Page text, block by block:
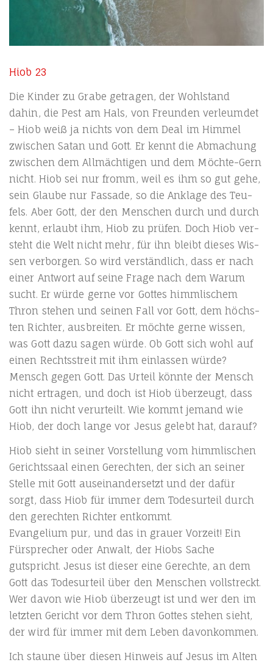
Hiob 23
Die Kin­der zu Gra­be getra­gen, der Wohl­stand
dahin, die Pest am Hals, von Freun­den ver­leum­det
– Hiob weiß ja nichts von dem Deal im Him­mel
zwi­schen Satan und Gott. Er kennt die Abma­chung
zwi­schen dem All­mäch­ti­gen und dem Möch­te-Gern
nicht. Hiob sei nur fromm, weil es ihm so gut gehe,
sein Glau­be nur Fas­sa­de, so die Ankla­ge des Teu­
fels. Aber Gott, der den Men­schen durch und durch
kennt, erlaubt ihm, Hiob zu prü­fen. Doch Hiob ver­
steht die Welt nicht mehr, für ihn bleibt die­ses Wis­
sen ver­bor­gen. So wird ver­ständ­lich, dass er nach
einer Ant­wort auf sei­ne Fra­ge nach dem War­um
sucht. Er wür­de ger­ne vor Got­tes himm­li­schem
Thron ste­hen und sei­nen Fall vor Gott, dem höchs­
ten Rich­ter, aus­brei­ten. Er möch­te ger­ne wis­sen,
was Gott dazu sagen wür­de. Ob Gott sich wohl auf
einen Rechts­streit mit ihm ein­las­sen wür­de?
Mensch gegen Gott. Das Urteil könn­te der Mensch
nicht ertra­gen, und doch ist Hiob über­zeugt, dass
Gott ihn nicht ver­ur­teilt. Wie kommt jemand wie
Hiob, der doch lan­ge vor Jesus gelebt hat, darauf?
Hiob sieht in sei­ner Vor­stel­lung vom himm­li­schen
Gerichts­saal einen Gerech­ten, der sich an sei­ner
Stel­le mit Gott aus­ein­an­der­setzt und der dafür
sorgt, dass Hiob für immer dem Todes­ur­teil durch
den gerech­ten Rich­ter ent­kommt.
Evan­ge­li­um pur, und das in grau­er Vor­zeit! Ein
Für­spre­cher oder Anwalt, der Hiobs Sache
gutspricht. Jesus ist die­ser eine Gerech­te, an dem
Gott das Todes­ur­teil über den Men­schen voll­streckt.
Wer davon wie Hiob über­zeugt ist und wer den im
letz­ten Gericht vor dem Thron Got­tes ste­hen sieht,
der wird für immer mit dem Leben davonkommen.
Ich stau­ne über die­sen Hin­weis auf Jesus im Alten